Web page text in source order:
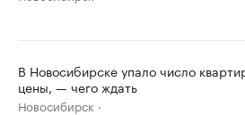
В Новосибирске упало число
цены, — чего ждать
Новосибирск